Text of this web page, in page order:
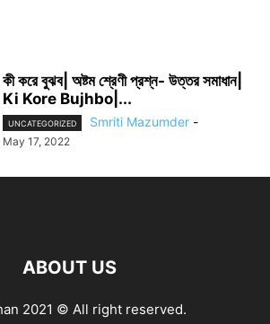
কী করে বুঝব| অষ্টম শ্রেণী প্রশ্ন- উত্তর সমাধান|
Ki Kore Bujhbo|...
UNCATEGORIZED Smriti Mazumder -
May 17, 2022
ABOUT US
2021 © All right reserved.